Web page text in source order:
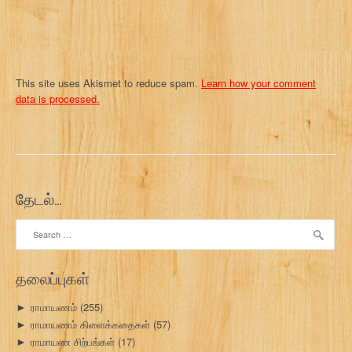
This site uses Akismet to reduce spam. Learn how your comment
data is processed.
தேடல்…
தலைப்புகள்
► ராமாயணம் (255)
► ராமாயணம் கிளைக்கதைகள் (57)
► ராமாயண சிற்பங்கள் (17)